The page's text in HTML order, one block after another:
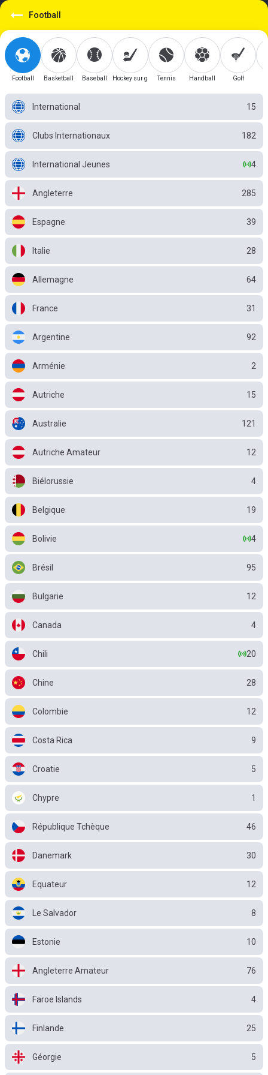
Football
Football Basketball Baseball Hockey sur glaceTennis Handball Golf
International 15
Clubs Internationaux 182
International Jeunes 4
Angleterre 285
Espagne 39
Italie 28
Allemagne 64
France 31
Argentine 92
Arménie 2
Autriche 15
Australie 121
Autriche Amateur 12
Biélorussie 4
Belgique 19
Bolivie 4
Brésil 95
Bulgarie 12
Canada 4
Chili 20
Chine 28
Colombie 12
Costa Rica 9
Croatie 5
Chypre 1
République Tchèque 46
Danemark 30
Equateur 12
Le Salvador 8
Estonie 10
Angleterre Amateur 76
Faroe Islands 4
Finlande 25
Géorgie 5
https://mobile.betgini.tn/sport/detail/football?id=1